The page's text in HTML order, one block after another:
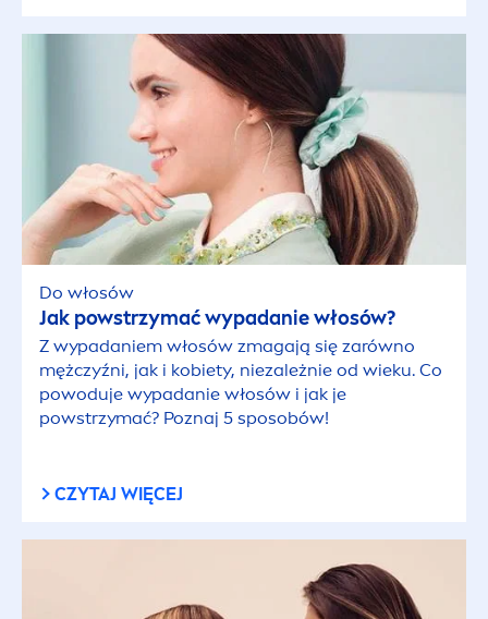
Do włosów
Jak powstrzymać wypadanie włosów?
Z wypadaniem włosów zmagają się zarówno
mężczyźni, jak i kobiety, niezależnie od wieku. Co
powoduje wypadanie włosów i jak je
powstrzymać? Poznaj 5 sposobów!
CZYTAJ WIĘCEJ